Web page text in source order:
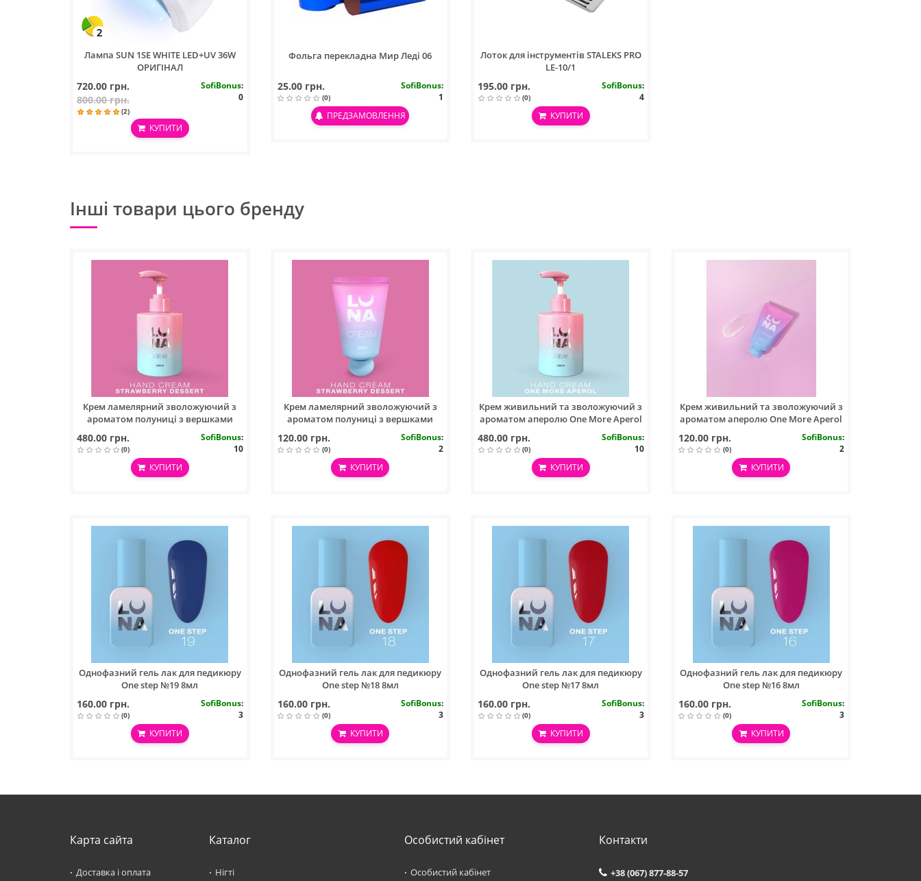
2
Лампа SUN 1SE WHITE LED+UV 36W
ОРИГІНАЛ
720.00 грн.
800.00 грн.
(2)
SofiBonus:
0
КУПИТИ
Фольга перекладна Мир Леді 06
25.00 грн.
(0)
SofiBonus:
1
ПРЕДЗАМОВЛЕННЯ
Лоток для інструментів STALEKS PRO
LE-10/1
195.00 грн.
(0)
SofiBonus:
4
КУПИТИ
Інші товари цього бренду
Крем ламелярний зволожуючий з
ароматом полуниці з вершками
Hand Cream Strawberry Dessert 300ml
480.00 грн.
(0)
SofiBonus:
10
КУПИТИ
Крем ламелярний зволожуючий з
ароматом полуниці з вершками
Hand Cream Strawberry Dessert 30ml
120.00 грн.
(0)
SofiBonus:
2
КУПИТИ
Крем живильний та зволожуючий з
ароматом аперолю One More Aperol
480.00 грн.
(0)
SofiBonus:
10
КУПИТИ
Крем живильний та зволожуючий з
ароматом аперолю One More Aperol
120.00 грн.
(0)
SofiBonus:
2
КУПИТИ
Однофазний гель лак для педикюру
One step №19 8мл
160.00 грн.
(0)
SofiBonus:
3
КУПИТИ
Однофазний гель лак для педикюру
One step №18 8мл
160.00 грн.
(0)
SofiBonus:
3
КУПИТИ
Однофазний гель лак для педикюру
One step №17 8мл
160.00 грн.
(0)
SofiBonus:
3
КУПИТИ
Однофазний гель лак для педикюру
One step №16 8мл
160.00 грн.
(0)
SofiBonus:
3
КУПИТИ
Карта сайта
Доставка і оплата
Каталог
Нігті
Особистий кабінет
Особистий кабінет
Контакти
+38 (067) 877-88-57